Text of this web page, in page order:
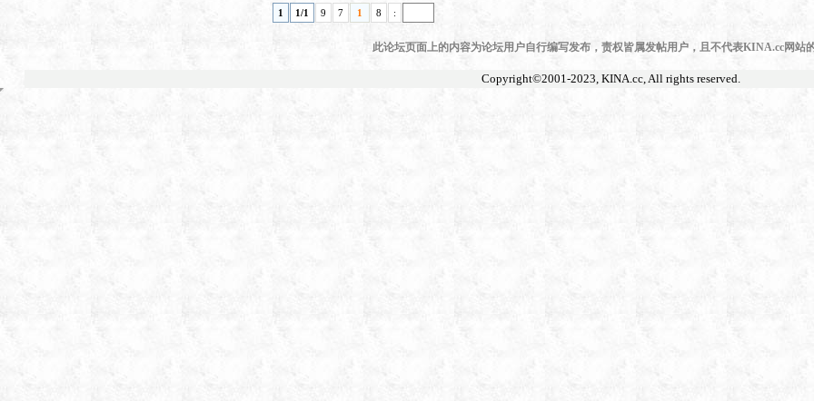
1 1/1 9 7 1 8 :
此论坛页面上的内容为论坛用户自行编写发布，责权皆属发帖用户，且不代表KINA.cc网站
Copyright©2001-2023, KINA.cc, All rights reserved.